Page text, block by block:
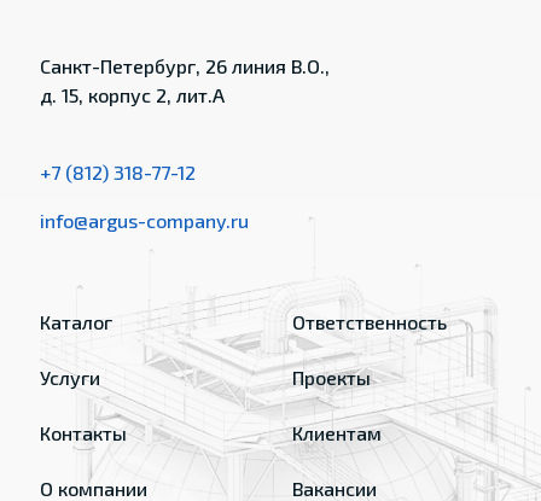
Санкт-Петербург, 26 линия В.О.,
д. 15, корпус 2, лит.А
+7 (812) 318-77-12
info@argus-company.ru
Каталог
Услуги
Контакты
О компании
Ответственность
Проекты
Клиентам
Вакансии